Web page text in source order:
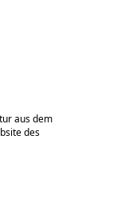
aus dem
des